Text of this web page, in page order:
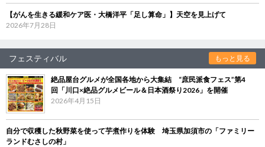
【がんを生きる緩和ケア医・大橋洋平「足し算命」】天空を見上げて
2026年7月28日
フェスティバル もっと見る
絶品屋台グルメが全国各地から大集結 “庶民派食フェス”第4
回「川口×絶品グルメビール＆日本酒祭り2026」を開催
2026年4月15日
自分で収穫した秋野菜を使って芋煮作りを体験 埼玉県加須市の「ファミリー
ランドむさしの村」